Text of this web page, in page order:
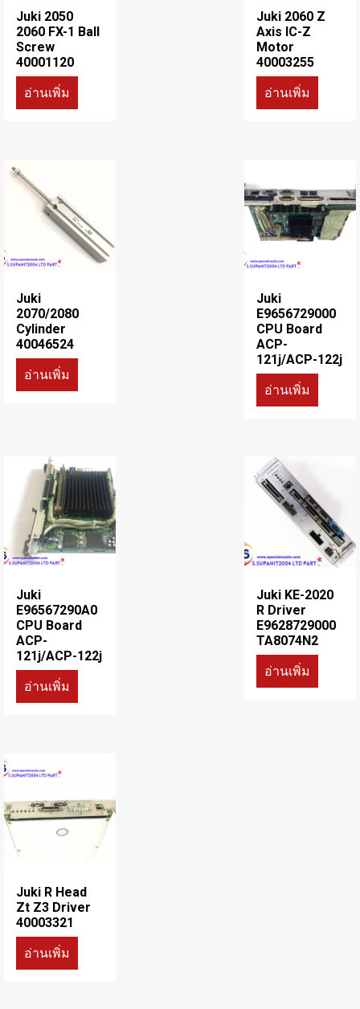
Juki 2050
2060 FX-1 Ball
Screw
40001120
อ่านเพิ่ม
Juki 2060 Z
Axis IC-Z
Motor
40003255
อ่านเพิ่ม
Juki
2070/2080
Cylinder
40046524
อ่านเพิ่ม
Juki
E9656729000
CPU Board
ACP-
121j/ACP-122j
อ่านเพิ่ม
Juki
E96567290A0
CPU Board
ACP-
121j/ACP-122j
อ่านเพิ่ม
Juki KE-2020
R Driver
E9628729000
TA8074N2
อ่านเพิ่ม
Juki R Head
Zt Z3 Driver
40003321
อ่านเพิ่ม